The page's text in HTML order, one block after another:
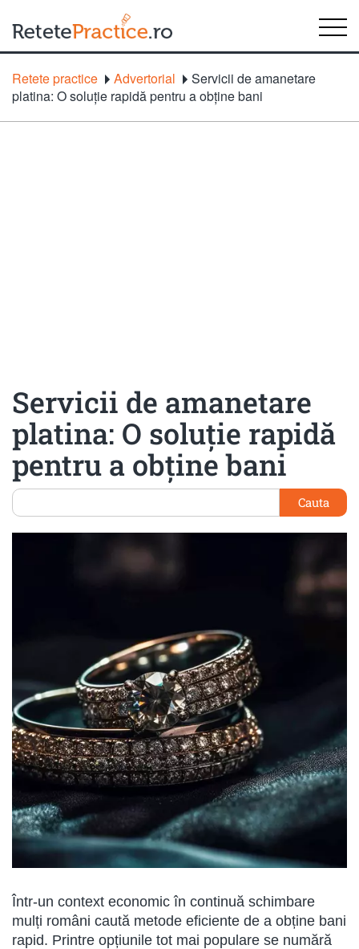
Retete practice Advertorial
Servicii de amanetare
platina: O soluție rapidă pentru a obține bani
Servicii de amanetare
platina: O soluție rapidă
pentru a obține bani
Cauta
Într-un context economic în continuă schimbare
mulți români caută metode eficiente de a obține bani
rapid. Printre opțiunile tot mai populare se numără